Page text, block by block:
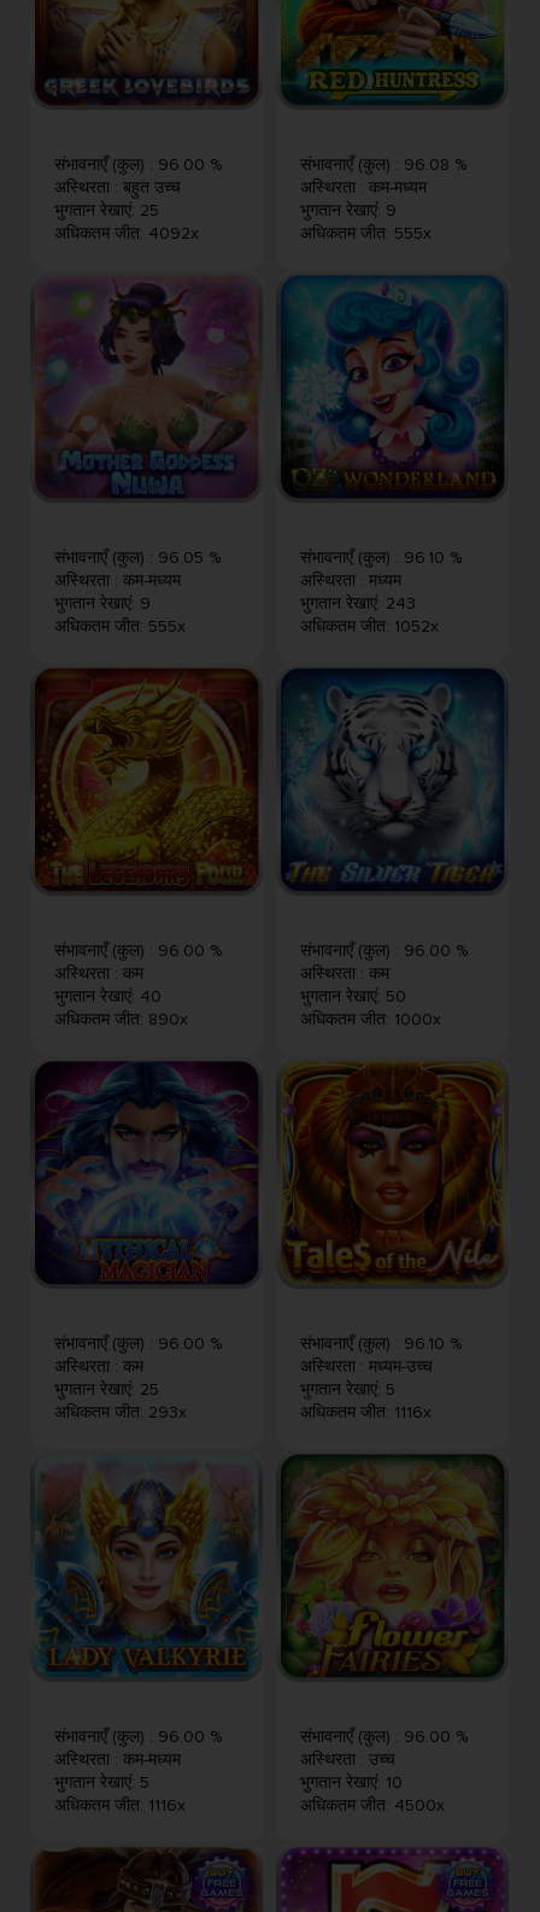
संभावनाएँ (कुल) : 96.00 %
अस्थिरता : बहुत उच्च
भुगतान रेखाएं: 25
अधिकतम जीत: 4092x
संभावनाएँ (कुल) : 96.08 %
अस्थिरता : कम-मध्यम
भुगतान रेखाएं: 9
अधिकतम जीत: 555x
संभावनाएँ (कुल) : 96.05 %
अस्थिरता : कम-मध्यम
भुगतान रेखाएं: 9
अधिकतम जीत: 555x
संभावनाएँ (कुल) : 96.10 %
अस्थिरता : मध्यम
भुगतान रेखाएं: 243
अधिकतम जीत: 1052x
संभावनाएँ (कुल) : 96.00 %
अस्थिरता : कम
भुगतान रेखाएं: 40
अधिकतम जीत: 890x
संभावनाएँ (कुल) : 96.00 %
अस्थिरता : कम
भुगतान रेखाएं: 50
अधिकतम जीत: 1000x
संभावनाएँ (कुल) : 96.00 %
अस्थिरता : कम
भुगतान रेखाएं: 25
अधिकतम जीत: 293x
संभावनाएँ (कुल) : 96.10 %
अस्थिरता : मध्यम-उच्च
भुगतान रेखाएं: 5
अधिकतम जीत: 1116x
संभावनाएँ (कुल) : 96.00 %
अस्थिरता : कम-मध्यम
भुगतान रेखाएं: 5
अधिकतम जीत: 1116x
संभावनाएँ (कुल) : 96.00 %
अस्थिरता : उच्च
भुगतान रेखाएं: 10
अधिकतम जीत: 4500x